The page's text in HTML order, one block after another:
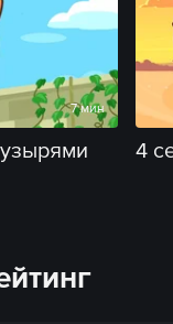
7 мин